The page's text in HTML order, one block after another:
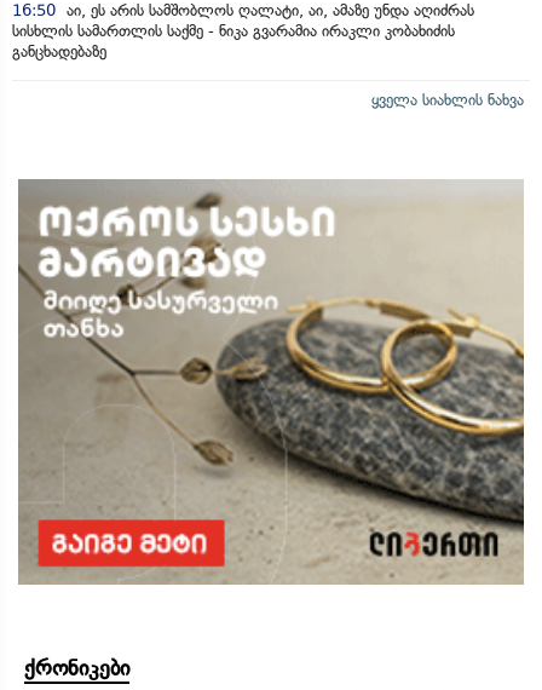
16:50 აი, ეს არის სამშობლოს ღალატი, აი, ამაზე უნდა აღიძრას
სისხლის სამართლის საქმე - ნიკა გვარამია ირაკლი კობახიძის
განცხადებაზე
ყველა სიახლის ნახვა
ქრონიკები